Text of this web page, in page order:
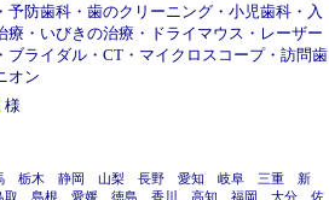
・ 予防歯科 ・ 歯のクリーニング ・ 小児歯科 ・ 入
療 ・ いびきの治療 ・ ドライマウス ・ レーザー
・ ブライダル ・ CT ・ マイクロスコープ・ 訪問歯
オン
様
栃木 静岡 山梨 長野 愛知 岐阜 三重
新
取 島根 愛媛 徳島 香川 高知 福岡 大分 佐